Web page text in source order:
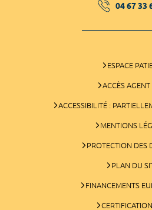
04 67 33
ESPACE
ACCÈS
ACCESSIBILITÉ :
MENTIONS
PROTECTION DES
PLAN DU
FINANCEMENTS